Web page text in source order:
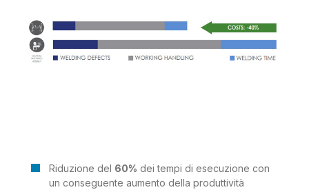
Riduzione del 60% dei tempi di esecuzione con
un conseguente aumento della produttività